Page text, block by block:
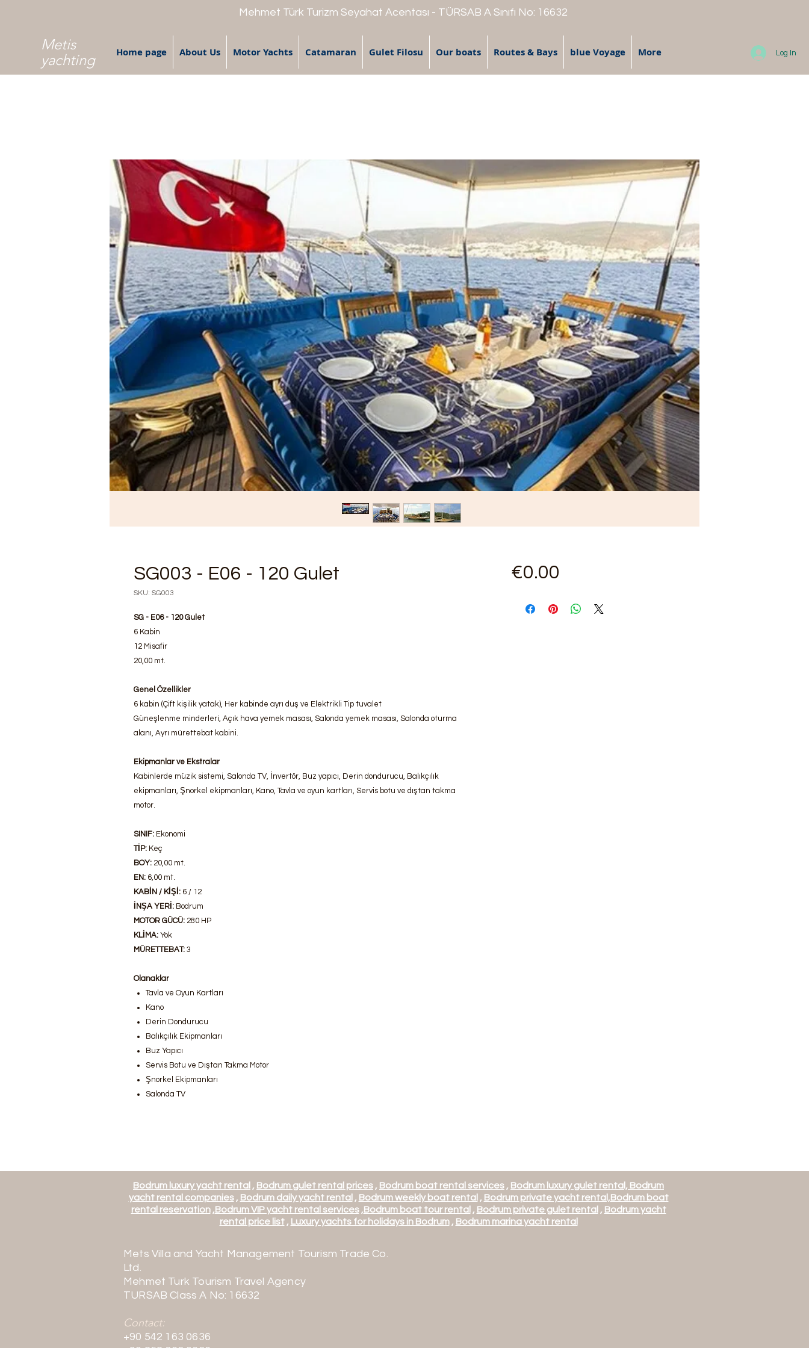
Mehmet Türk Turizm Seyahat Acentası - TÜRSAB A Sınıfı No: 16632
Metis
yachting
Home page About Us Motor Yachts Catamaran Gulet Filosu Our boats Routes & Bays blue Voyage More Log In
SG003 - E06 - 120 Gulet
SKU: SG003
SG - E06 - 120 Gulet
6 Kabin
12 Misafir
20,00 mt.
Genel Özellikler
6 kabin (Çift kişilik yatak), Her kabinde ayrı duş ve Elektrikli Tip tuvalet
Güneşlenme minderleri, Açık hava yemek masası, Salonda yemek masası, Salonda oturma
alanı, Ayrı mürettebat kabini.
Ekipmanlar ve Ekstralar
Kabinlerde müzik sistemi, Salonda TV, İnvertör, Buz yapıcı, Derin dondurucu, Balıkçılık
ekipmanları, Şnorkel ekipmanları, Kano, Tavla ve oyun kartları, Servis botu ve dıştan takma
motor.
SINIF: Ekonomi
TİP: Keç
BOY: 20,00 mt.
EN: 6,00 mt.
KABİN / KİŞİ: 6 / 12
İNŞA YERİ: Bodrum
MOTOR GÜCÜ: 280 HP
KLİMA: Yok
MÜRETTEBAT: 3
Olanaklar
Tavla ve Oyun Kartları
Kano
Derin Dondurucu
Balıkçılık Ekipmanları
Buz Yapıcı
Servis Botu ve Dıştan Takma Motor
Şnorkel Ekipmanları
Salonda TV
€0.00
Bodrum luxury yacht rental , Bodrum gulet rental prices , Bodrum boat rental services , Bodrum luxury gulet rental, Bodrum
yacht rental companies, Bodrum daily yacht rental , Bodrum weekly boat rental , Bodrum private yacht rental,Bodrum boat
rental reservation,Bodrum VIP yacht rental services,Bodrum boat tour rental , Bodrum private gulet rental , Bodrum yacht
rental price list, Luxury yachts for holidays in Bodrum, Bodrum marina yacht rental
Mets Villa and Yacht Management Tourism Trade Co.
Ltd.
Mehmet Turk Tourism Travel Agency
TURSAB Class A No: 16632
Contact:
+90 542 163 0636